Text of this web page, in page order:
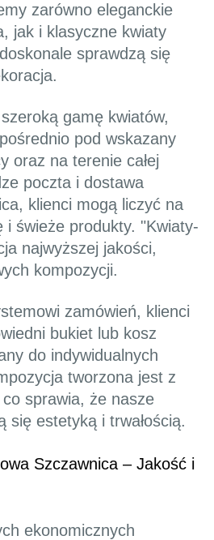
zarówno eleganckie
jak i klasyczne kwiaty
sprawdzą się
gamę kwiatów,
pod wskazany
oraz na terenie całej
poczta i dostawa
klienci mogą liczyć na
i świeże produkty. "Kwiaty-
najwyższej jakości,
kompozycji.
zamówień, klienci
bukiet lub kosz
do indywidualnych
tworzona jest z
co sprawia, że nasze
się estetyką i trwałością.
Szczawnica – Jakość i
ekonomicznych